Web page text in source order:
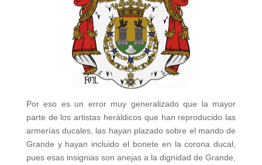
Por eso es un error muy generalizado que la mayor
parte de los artistas heráldicos que han reproducido las
armerías ducales, las hayan plazado sobre el mando de
Grande y hayan incluido el bonete en la corona ducal,
pues esas insignias son anejas a la dignidad de Grande,